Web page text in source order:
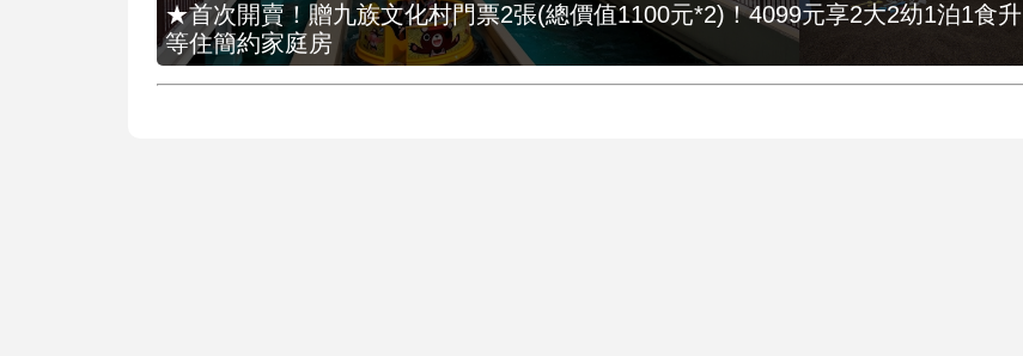
★首次開賣！贈九族文化村門票2張(總價值1100元*2)！4099元享2大2幼1泊1食升
等住簡約家庭房